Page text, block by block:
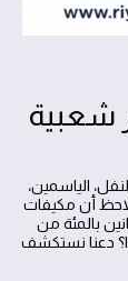
شعبية
الياسمين،
أن مكيفات
بالمئة من
دعنا نستكشف